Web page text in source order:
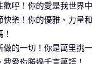
呼！你的愛是我世界
樂！你的優雅、力量
的一切！你是萬里挑
愛你勝過千言萬語！